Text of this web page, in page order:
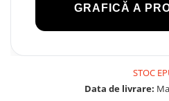
GRAFICĂ A
STOC
Data de livrare: